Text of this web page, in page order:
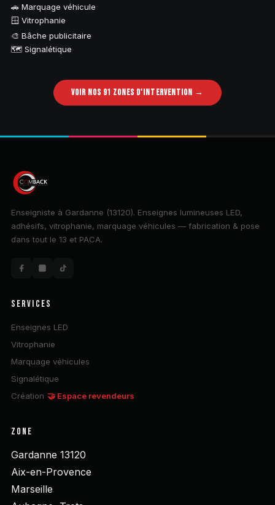
🚗 Marquage véhicule
🪟 Vitrophanie
🎨 Bâche publicitaire
🗺️ Signalétique
VOIR NOS 91 ZONES D'INTERVENTION →
Enseigniste à Gardanne (13120). Enseignes lumineuses LED,
adhésifs, vitrophanie, marquage véhicules — fabrication & pose
dans tout le 13 et PACA.
SERVICES
Enseignes LED
Vitrophanie
Marquage véhicules
Signalétique
Création 🤝 Espace revendeurs
ZONE
Gardanne 13120
Aix-en-Provence
Marseille